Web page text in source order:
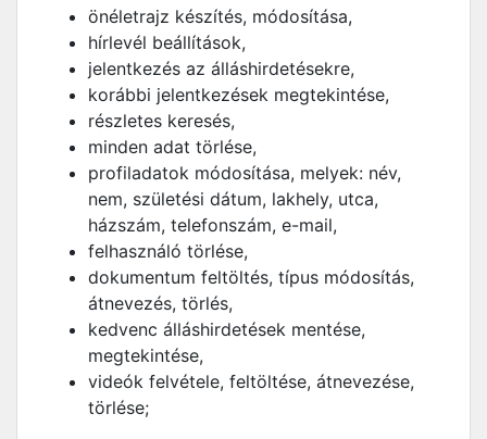
önéletrajz készítés, módosítása,
hírlevél beállítások,
jelentkezés az álláshirdetésekre,
korábbi jelentkezések megtekintése,
részletes keresés,
minden adat törlése,
profiladatok módosítása, melyek: név,
nem, születési dátum, lakhely, utca,
házszám, telefonszám, e-mail,
felhasználó törlése,
dokumentum feltöltés, típus módosítás,
átnevezés, törlés,
kedvenc álláshirdetések mentése,
megtekintése,
videók felvétele, feltöltése, átnevezése,
törlése;